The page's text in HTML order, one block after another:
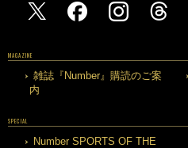
MAGAZINE
雑誌『Number』購読のご案
内
SPECIAL
Number SPORTS OF THE